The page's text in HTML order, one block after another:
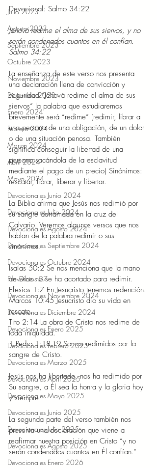
Julio 2023
Agosto 2023
Septiembre 2023
Octubre 2023
Noviembre 2023
Diciembre 2023
Enero 2024
Febrero 2024
Marzo 2024
Abril 2024
Mayo 2024
Devocionales Junio 2024
Devocionales Julio 2024
Devocionales Agosto 2024
Devocionales Septiembre 2024
Devocionales Octubre 2024
Proverbios 27
Devocionales Noviembre 2024
Devocionales Diciembre 2024
Devocionales Enero 2025
Devocionales Febrero 2025
Devocionales Marzo 2025
Devocionales Abril 2025
Devocionales Mayo 2025
Devocionales Junio 2025
Devocionales Julio 2025
Devocionales Agosto 2025
Devocionales Enero 2026
Devocional: Salmo 34:22
Jehová redime el alma de sus siervos, y no
serán condenados cuantos en él confían.
Salmo 34:22
La enseñanza de este verso nos presenta
una declaración llena de convicción y
seguridad “Jehová redime el alma de sus
siervos” la palabra que estudiaremos
brevemente será “redime” (redimir, librar a
una persona de una obligación, de un dolor
o de una situación penosa. También
significa conseguir la libertad de una
persona sacándola de la esclavitud
mediante el pago de un precio) Sinónimos:
rescatar, librar, liberar y libertar.
La Biblia afirma que Jesús nos redimió por
su sangre derramada en la cruz del
Calvario. Veremos algunos versos que nos
hablan de la palabra redimir o sus
sinónimos.
Isaías 50:2 Se nos menciona que la mano
de Dios no se ha acortado para redimir.
Efesios 1:7 En Jesucristo tenemos redención.
Marcos 10:45 Jesucristo dio su vida en
rescate.
Tito 2:14 La obra de Cristo nos redime de
toda iniquidad.
1 Pedro 1:18-19 Somos redimidos por la
sangre de Cristo.
Jesús nos ha libertado, nos ha redimido por
Su sangre, a Él sea la honra y la gloria hoy
y siempre.
La segunda parte del verso también nos
presenta una declaración que viene a
reafirmar nuestra posición en Cristo “y no
serán condenados cuantos en Él confían.”